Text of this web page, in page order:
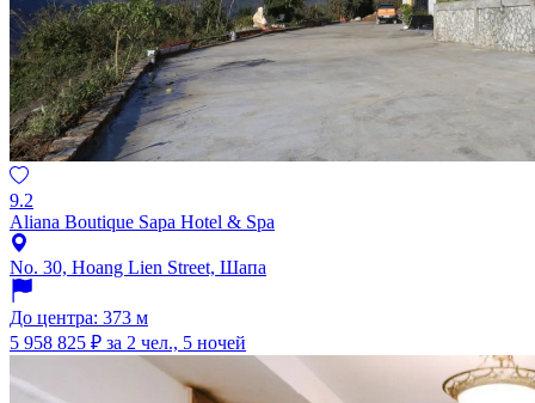
9.2
Aliana Boutique Sapa Hotel & Spa
No. 30, Hoang Lien Street, Шапа
До центра: 373 м
5 958 825 ₽ за 2 чел., 5 ночей